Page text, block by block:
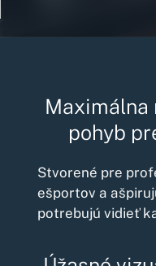
pohyb
Stvorené pre
ešportov a
potrebujú vidieť